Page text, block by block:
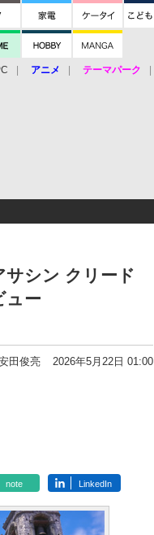
アニメ テーマパーク
サシン クリード
ュー
田俊亮 2026年5月22日 01:00
note LinkedIn